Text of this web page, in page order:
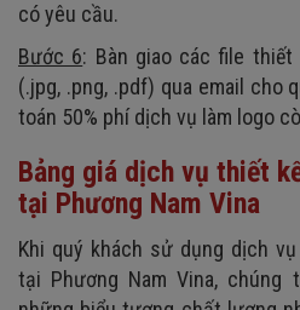
có yêu cầu.
Bước 6: Bàn giao các file
(.jpg, .png, .pdf) qua email cho
toán 50% phí dịch vụ làm logo
Bảng giá dịch vụ thiết
tại Phương Nam Vina
Khi quý khách sử dụng dịch
tại Phương Nam Vina,